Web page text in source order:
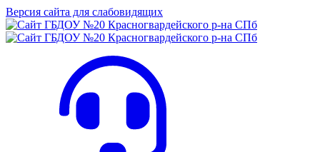
Версия сайта для слабовидящих